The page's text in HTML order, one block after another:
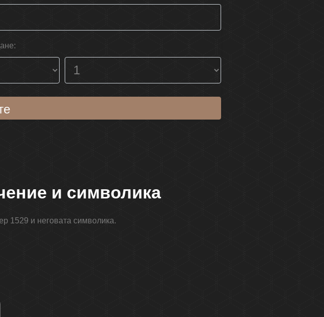
и символика
1529 и неговата символика.